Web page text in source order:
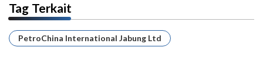
Tag Terkait
PetroChina International Jabung Ltd